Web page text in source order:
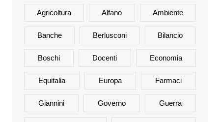
Agricoltura Alfano Ambiente
Banche Berlusconi Bilancio
Boschi Docenti Economia
Equitalia Europa Farmaci
Giannini Governo Guerra